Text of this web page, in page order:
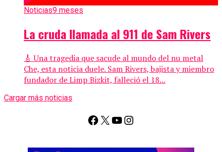
Noticias9 meses
La cruda llamada al 911 de Sam Rivers
🎸 Una tragedia que sacude al mundo del nu metal
Che, esta noticia duele. Sam Rivers, bajista y miembro
fundador de Limp Bizkit, falleció el 18...
Cargar más noticias
Facebook
X YouTube
Instagram